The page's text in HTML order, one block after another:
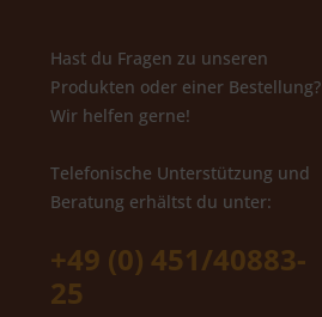
Hast du Fragen zu unseren
Produkten oder einer Bestellung?
Wir helfen gerne!
Telefonische Unterstützung und
Beratung erhältst du unter:
+49 (0) 451/40883-
25